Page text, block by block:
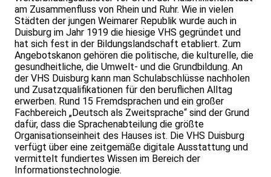
am Zusammenfluss von Rhein und Ruhr. Wie in vielen
Städten der jungen Weimarer Republik wurde auch in
Duisburg im Jahr 1919 die hiesige VHS gegründet und
hat sich fest in der Bildungslandschaft etabliert. Zum
Angebotskanon gehören die politische, die kulturelle, die
gesundheitliche, die Umwelt- und die Grundbildung. An
der VHS Duisburg kann man Schulabschlüsse nachholen
und Zusatzqualifikationen für den beruflichen Alltag
erwerben. Rund 15 Fremdsprachen und ein großer
Fachbereich „Deutsch als Zweitsprache“ sind der Grund
dafür, dass die Sprachenabteilung die größte
Organisationseinheit des Hauses ist. Die VHS Duisburg
verfügt über eine zeitgemäße digitale Ausstattung und
vermittelt fundiertes Wissen im Bereich der
Informationstechnologie.